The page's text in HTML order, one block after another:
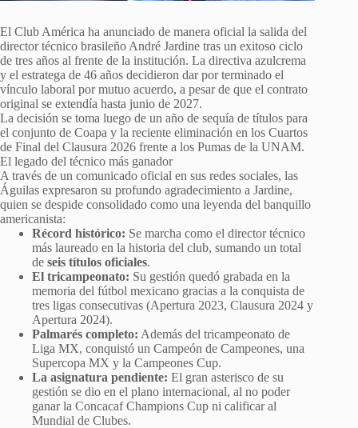
El Club América ha anunciado de manera oficial la salida del
director técnico brasileño André Jardine tras un exitoso ciclo
de tres años al frente de la institución. La directiva azulcrema
y el estratega de 46 años decidieron dar por terminado el
vínculo laboral por mutuo acuerdo, a pesar de que el contrato
original se extendía hasta junio de 2027.
La decisión se toma luego de un año de sequía de títulos para
el conjunto de Coapa y la reciente eliminación en los Cuartos
de Final del Clausura 2026 frente a los Pumas de la UNAM.
El legado del técnico más ganador
A través de un comunicado oficial en sus redes sociales, las
Águilas expresaron su profundo agradecimiento a Jardine,
quien se despide consolidado como una leyenda del banquillo
americanista:
Récord histórico: Se marcha como el director técnico
más laureado en la historia del club, sumando un total
de seis títulos oficiales.
El tricampeonato: Su gestión quedó grabada en la
memoria del fútbol mexicano gracias a la conquista de
tres ligas consecutivas (Apertura 2023, Clausura 2024 y
Apertura 2024).
Palmarés completo: Además del tricampeonato de
Liga MX, conquistó un Campeón de Campeones, una
Supercopa MX y la Campeones Cup.
La asignatura pendiente: El gran asterisco de su
gestión se dio en el plano internacional, al no poder
ganar la Concacaf Champions Cup ni calificar al
Mundial de Clubes.